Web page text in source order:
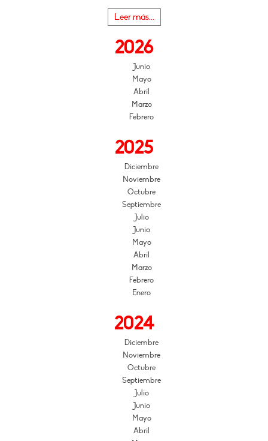
Leer más...
2026
Junio
Mayo
Abril
Marzo
Febrero
2025
Diciembre
Noviembre
Octubre
Septiembre
Julio
Junio
Mayo
Abril
Marzo
Febrero
Enero
2024
Diciembre
Noviembre
Octubre
Septiembre
Julio
Junio
Mayo
Abril